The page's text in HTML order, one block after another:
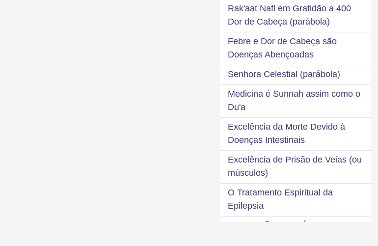
400 Rak'aat Nafl em Gratidão a
Dor de Cabeça (parábola)
Febre e Dor de Cabeça são
Doenças Abençoadas
Senhora Celestial (parábola)
Medicina é Sunnah assim como o
Du'a
Excelência da Morte Devido à
Doenças Intestinais
Excelência de Prisão de Veias (ou
músculos)
O Tratamento Espiritual da
Epilepsia
INDICAÇÃO DE MÁRTIRES